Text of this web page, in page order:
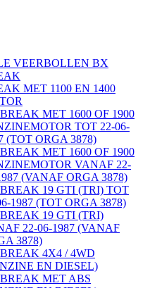
VEERBOLLEN BX
MET 1100 EN 1400
MET 1600 OF 1900
TOT 22-06-
(TOT ORGA 3878)
MET 1600 OF 1900
VANAF 22-
(VANAF ORGA 3878)
19 GTI (TRI) TOT
1987 (TOT ORGA 3878)
19 GTI (TRI)
22-06-1987 (VANAF
3878)
4X4 / 4WD
EN DIESEL)
MET ABS